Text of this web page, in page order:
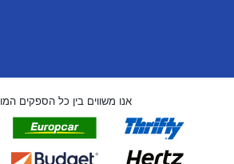
אנו משווים בין כל הספקים